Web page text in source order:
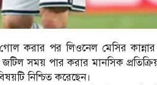
গোল করার পর লিওনেল মেসির
সময় পার করার মানসিক
নিশ্চিত করেছেন।